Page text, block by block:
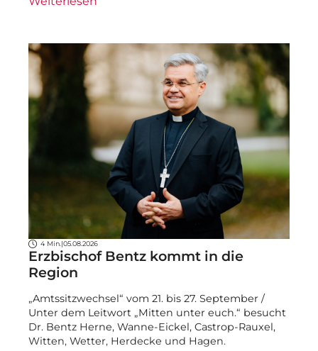
4 Min.| 05.08.2026
Erzbischof Bentz kommt in die
Region
„Amtssitzwechsel“ vom 21. bis 27. September /
Unter dem Leitwort „Mitten unter euch.“ besucht
Dr. Bentz Herne, Wanne-Eickel, Castrop-Rauxel,
Witten, Wetter, Herdecke und Hagen.